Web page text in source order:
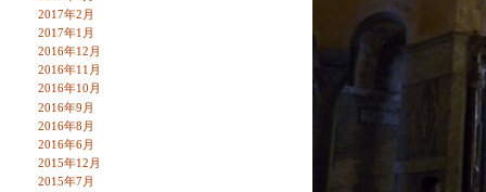
2017年2月
2017年1月
2016年12月
2016年11月
2016年10月
2016年9月
2016年8月
2016年6月
2015年12月
2015年7月